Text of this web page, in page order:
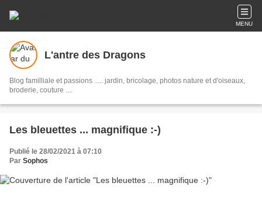
MENU
L'antre des Dragons
Blog familliale et passions ..... jardin, bricolage, photos nature et d'oiseaux,
broderie, couture ....
Les bleuettes ... magnifique :-)
Publié le 28/02/2021 à 07:10
Par Sophos